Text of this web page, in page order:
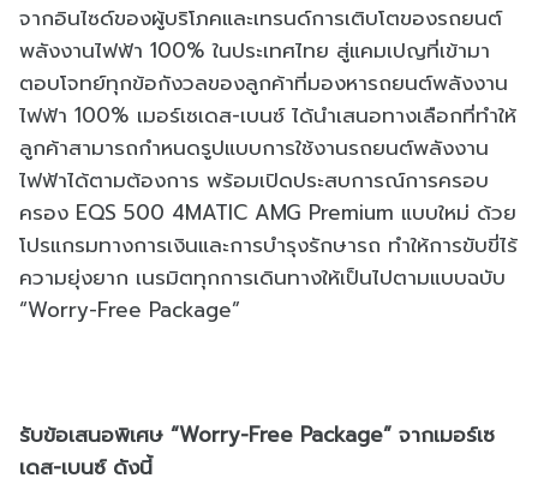
จากอินไซด์ของผู้บริโภคและเทรนด์การเติบโตของรถยนต์
พลังงานไฟฟ้า 100% ในประเทศไทย สู่แคมเปญที่เข้ามา
ตอบโจทย์ทุกข้อกังวลของลูกค้าที่มองหารถยนต์พลังงาน
ไฟฟ้า 100% เมอร์เซเดส-เบนซ์ ได้นำเสนอทางเลือกที่ทำให้
ลูกค้าสามารถกำหนดรูปแบบการใช้งานรถยนต์พลังงาน
ไฟฟ้าได้ตามต้องการ พร้อมเปิดประสบการณ์การครอบ
ครอง EQS 500 4MATIC AMG Premium แบบใหม่ ด้วย
โปรแกรมทางการเงินและการบำรุงรักษารถ ทำให้การขับขี่ไร้
ความยุ่งยาก เนรมิตทุกการเดินทางให้เป็นไปตามแบบฉบับ
“Worry-Free Package”
รับข้อเสนอพิเศษ “Worry-Free Package” จากเมอร์เซ
เดส-เบนซ์ ดังนี้